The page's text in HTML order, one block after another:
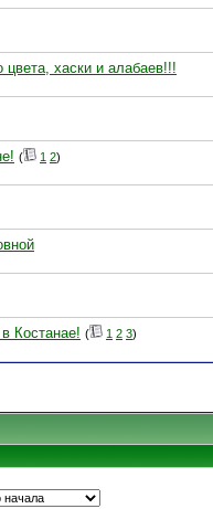
хаски и алабаев!!!
( 1 2)
Костанае! ( 1 2 3)